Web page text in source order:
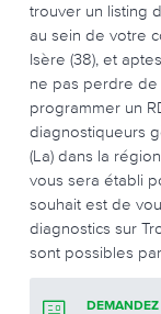
trouver un listing
au sein de votre
Isère (38), et
ne pas perdre de
programmer un
diagnostiqueurs
(La) dans la
vous sera établi
souhait est de
diagnostics sur
sont possibles
DEMANDEZ